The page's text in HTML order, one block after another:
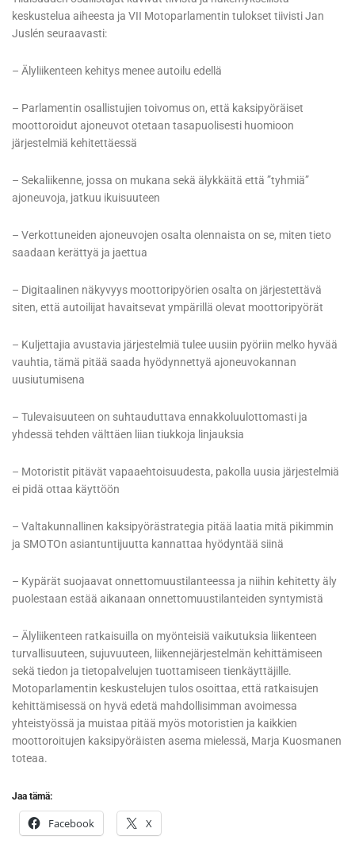
keskustelua aiheesta ja VII Motoparlamentin tulokset tiivisti Jan
Juslén seuraavasti:
– Älyliikenteen kehitys menee autoilu edellä
– Parlamentin osallistujien toivomus on, että kaksipyöräiset
moottoroidut ajoneuvot otetaan tasapuolisesti huomioon
järjestelmiä kehitettäessä
– Sekaliikenne, jossa on mukana sekä älykkäitä että ”tyhmiä”
ajoneuvoja, jatkuu ikuisuuteen
– Verkottuneiden ajoneuvojen osalta olennaista on se, miten tieto
saadaan kerättyä ja jaettua
– Digitaalinen näkyvyys moottoripyörien osalta on järjestettävä
siten, että autoilijat havaitsevat ympärillä olevat moottoripyörät
– Kuljettajia avustavia järjestelmiä tulee uusiin pyöriin melko hyvää
vauhtia, tämä pitää saada hyödynnettyä ajoneuvokannan
uusiutumisena
– Tulevaisuuteen on suhtauduttava ennakkoluulottomasti ja
yhdessä tehden välttäen liian tiukkoja linjauksia
– Motoristit pitävät vapaaehtoisuudesta, pakolla uusia järjestelmiä
ei pidä ottaa käyttöön
– Valtakunnallinen kaksipyörästrategia pitää laatia mitä pikimmin
ja SMOTOn asiantuntijuutta kannattaa hyödyntää siinä
– Kypärät suojaavat onnettomuustilanteessa ja niihin kehitetty äly
puolestaan estää aikanaan onnettomuustilanteiden syntymistä
– Älyliikenteen ratkaisuilla on myönteisiä vaikutuksia liikenteen
turvallisuuteen, sujuvuuteen, liikennejärjestelmän kehittämiseen
sekä tiedon ja tietopalvelujen tuottamiseen tienkäyttäjille.
Motoparlamentin keskustelujen tulos osoittaa, että ratkaisujen
kehittämisessä on hyvä edetä mahdollisimman avoimessa
yhteistyössä ja muistaa pitää myös motoristien ja kaikkien
moottoroitujen kaksipyöräisten asema mielessä, Marja Kuosmanen
toteaa.
Jaa tämä:
Facebook X